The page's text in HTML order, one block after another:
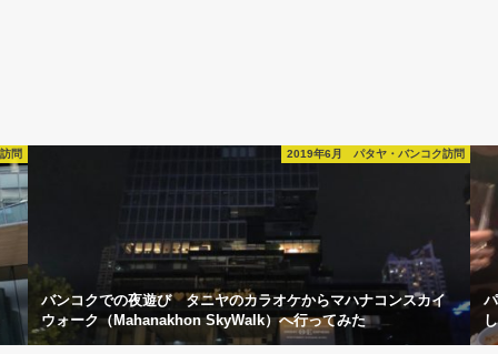
問 2019年6月 パタヤ・バンコク訪問
バンコクでの夜遊び タニヤのカラオケからマハナコンスカイ
ウォーク（Mahanakhon SkyWalk）へ行ってみた